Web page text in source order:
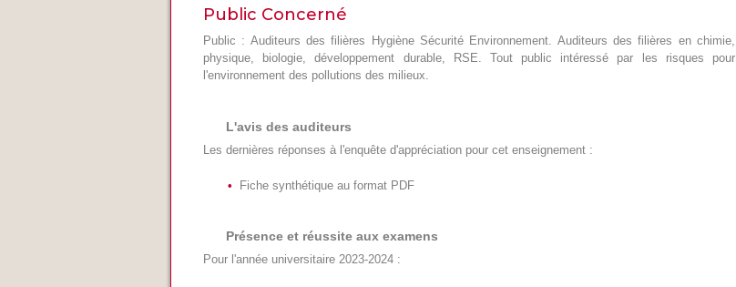
Public Concerné
Public : Auditeurs des filières Hygiène Sécurité Environnement. Auditeurs des filières en chimie,
physique, biologie, développement durable, RSE. Tout public intéressé par les risques pour
l'environnement des pollutions des milieux.
L'avis des auditeurs
Les dernières réponses à l'enquête d'appréciation pour cet enseignement :
Fiche synthétique au format PDF
Présence et réussite aux examens
Pour l'année universitaire 2023-2024 :